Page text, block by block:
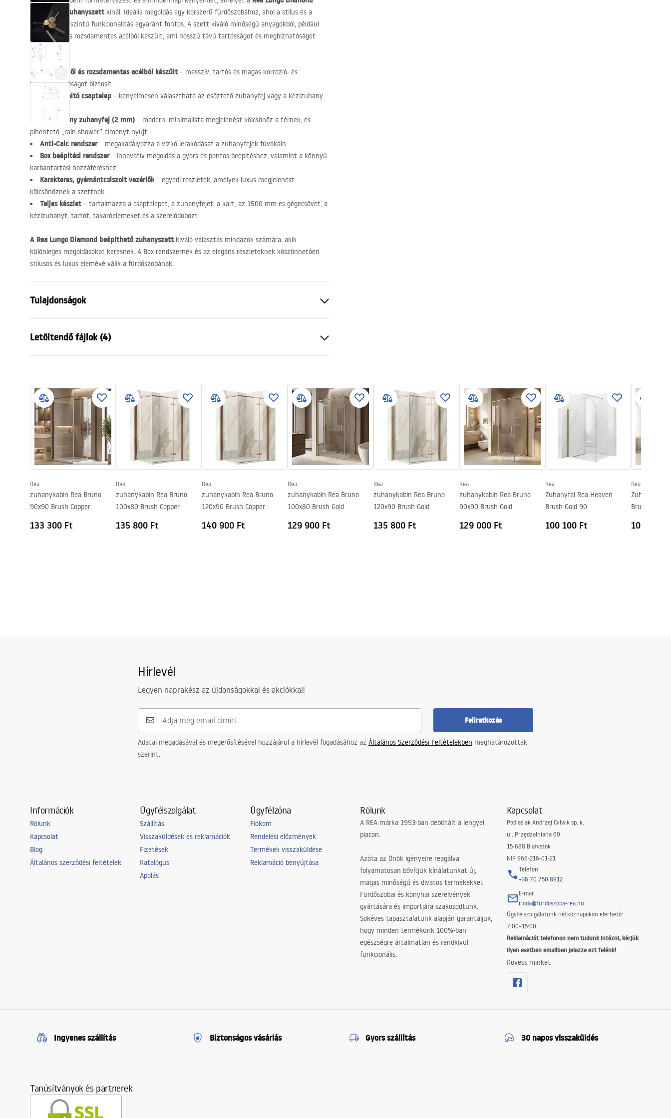
beépíthető zuhanyszett kínál. Ideális megoldás egy korszerű fürdőszobához, ahol a stílus és a
legmagasabb szintű funkcionalitás egyaránt fontos. A szett kiváló minőségű anyagokból, például
sárgarézből és rozsdamentes acélból készült, ami hosszú távú tartósságot és megbízhatóságot
biztosít.
Sárgarézből és rozsdamentes acélból készült – masszív, tartós és magas korrózió- és
nedvességállóságot biztosít.
Funkcióváltó csaptelep – kényelmesen választható az esőztető zuhanyfej vagy a kézizuhany
használata.
Ultravékony zuhanyfej (2 mm) – modern, minimalista megjelenést kölcsönöz a térnek, és
pihentető „rain shower” élményt nyújt.
Anti-Calc rendszer– megakadályozza a vízkő lerakódását a zuhanyfejek fúvókáin.
Box beépítési rendszer– innovatív megoldás a gyors és pontos beépítéshez, valamint a könnyű
karbantartási hozzáféréshez.
Karakteres, gyémántcsiszolt vezérlők– egyedi részletek, amelyek luxus megjelenést
kölcsönöznek a szettnek.
Teljes készlet – tartalmazza a csaptelepet, a zuhanyfejet, a kart, az 1500 mm-es gégecsövet, a
kézizuhanyt, tartót, takaróelemeket és a szerelődobozt.
A Rea Lungo Diamond beépíthető zuhanyszett kiváló választás mindazok számára, akik
különleges megoldásokat keresnek. A Box rendszernek és az elegáns részleteknek köszönhetően
stílusos és luxus elemévé válik a fürdőszobának.
Tulajdonságok
Anyag
Csaptelep típusa
Egykaros
Magasságállítás
Kádkifolyó
Nem
Nyomásszabályozás
Anti-Calc rendszer
Bevonási technológia
PVD
Garancia
24 Hónap
Letöltendő fájlok (4)
Safety_Information_Shower_set.p
Warranty_Terms_and_Conditions_
Faucets_-_5.pdf
Összeszerelési útmutató
shower_set.pdf
Pielęgnacja
Pielegnacja.pdf
Rea
zuhanykabin Rea Bruno
90x90 Brush Copper
133 300 Ft
Rea
zuhanykabin Rea Bruno
100x80 Brush Copper
135 800 Ft
Rea
zuhanykabin Rea Bruno
120x90 Brush Copper
140 900 Ft
Rea
zuhanykabin Rea Bruno
100x80 Brush Gold
129 900 Ft
Rea
zuhanykabin Rea Bruno
120x90 Brush Gold
135 800 Ft
Rea
zuhanykabin Rea Bruno
90x90 Brush Gold
129 000 Ft
Rea
Zuhanyfal Rea Heaven
Brush Gold 90
100 100 Ft
Rea
Zuhanyfal
Brush Gold
101 800
Hírlevél
Legyen naprakész az újdonságokkal és akciókkal!
Feliratkozás
Adatai megadásával és megerősítésével hozzájárul a hírlevél fogadásához az Általános Szerződési Feltételekben meghatározottak
szerint.
Információk
Rólunk
Kapcsolat
Blog
Általános szerződési feltételek
Ügyfélszolgálat
Szállítás
Visszaküldések és reklamációk
Fizetések
Katalógus
Ápolás
Ügyfélzóna
Fiókom
Rendelési előzmények
Termékek visszaküldése
Reklamáció benyújtása
Rólunk
A REA márka 1993-ban debütált a lengyel
piacon.
Azóta az Önök igényeire reagálva
folyamatosan bővítjük kínálatunkat új,
magas minőségű és divatos termékekkel.
Fürdőszobai és konyhai szerelvények
gyártására és importjára szakosodtunk.
Sokéves tapasztalatunk alapján garantáljuk,
hogy minden termékünk 100%-ban
egészségre ártalmatlan és rendkívül
funkcionális.
Kapcsolat
Podlasiak Andrzej Cylwik sp. k.
ul. Przędzalniana 60
15-688 Białystok
NIP 966-216-01-21
Telefon
+36 70 750 8912
E-mail
iroda@furdoszoba-rea.hu
Ügyfélszolgálatunk hétköznapokon elérhető:
7:00–15:00
Reklamációt telefonon nem tudunk intézni, kérjük
ilyen esetben emailben jelezze ezt felénk!
Kövess minket
Ingyenes szállítás Biztonságos vásárlás Gyors szállítás 30 napos visszaküldés
Tanúsítványok és partnerek